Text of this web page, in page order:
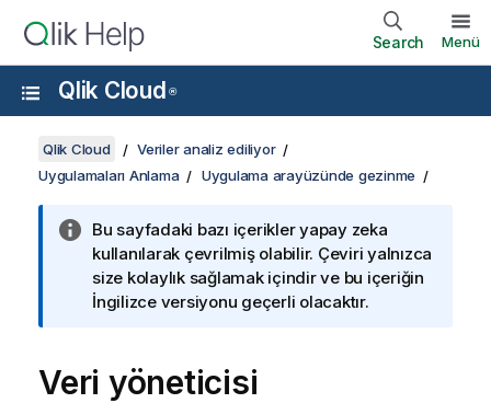
Search Menü
Qlik Cloud ®
Qlik Cloud
Veriler analiz ediliyor
Uygulamaları Anlama
Uygulama arayüzünde gezinme
Bu sayfadaki bazı içerikler yapay zeka
kullanılarak çevrilmiş olabilir. Çeviri yalnızca
size kolaylık sağlamak içindir ve bu içeriğin
İngilizce versiyonu geçerli olacaktır.
Veri yöneticisi